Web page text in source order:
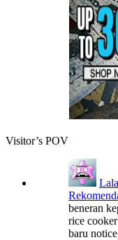
Visitor’s POV
Lala
beneran
rice
baru